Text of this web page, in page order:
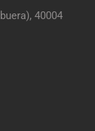
40004